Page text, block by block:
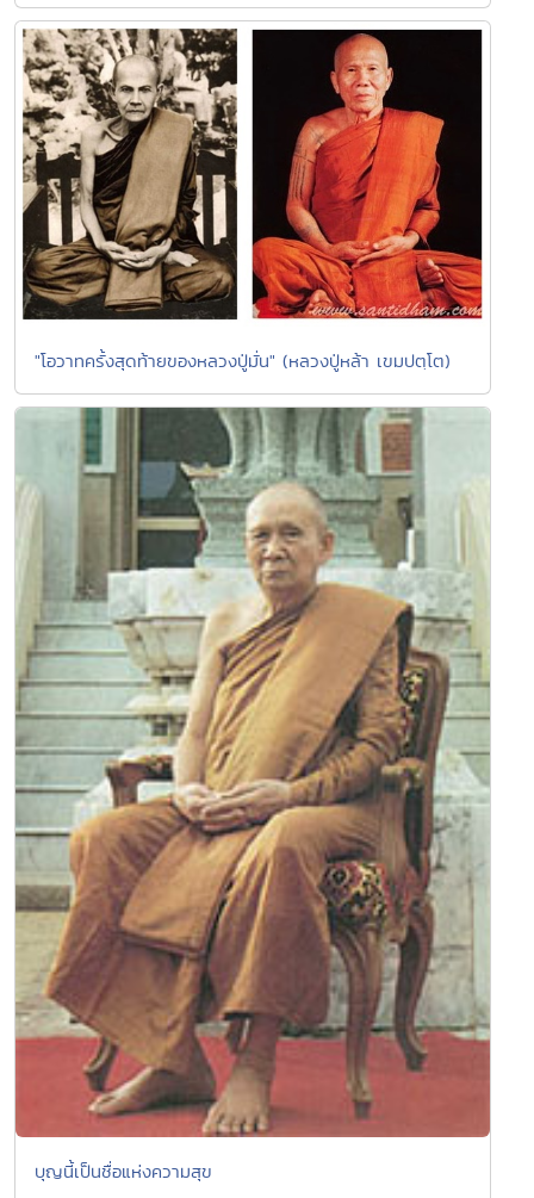
"โอวาทครั้งสุดท้ายของหลวงปู่มั่น" (หลวงปู่หล้า เขมปตฺโต)
บุญนี้เป็นชื่อแห่งความสุข